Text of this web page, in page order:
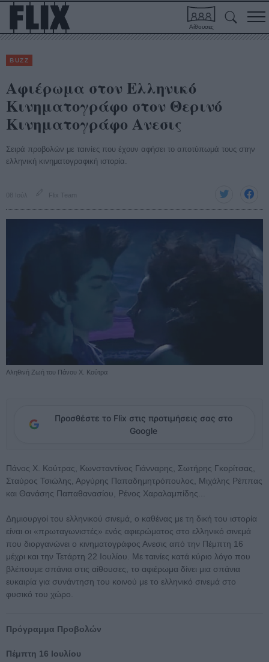
Αίθουσες
BUZZ
Αφιέρωμα στον Ελληνικό
Κινηματογράφο στον Θερινό
Κινηματογράφο Aνεσις
Σειρά προβολών με ταινίες που έχουν αφήσει το αποτύπωμά τους στην
ελληνική κινηματογραφική ιστορία.
08 Ιούλ Flix Team
Αληθινή Ζωή του Πάνου Χ. Κούτρα
Προσθέστε το Flix στις προτιμήσεις σας στο
Google
Πάνος Χ. Κούτρας, Κωνσταντίνος Γιάνναρης, Σωτήρης Γκορίτσας,
Σταύρος Τσιώλης, Αργύρης Παπαδημητρόπουλος, Μιχάλης Ρέππας
και Θανάσης Παπαθανασίου, Ρένος Χαραλαμπίδης...
Δημιουργοί του ελληνικού σινεμά, ο καθένας με τη δική του ιστορία
είναι οι «πρωταγωνιστές» ενός αφιερώματος στο ελληνικό σινεμά
που διοργανώνει ο κινηματογράφος Ανεσις από την Πέμπτη 16
μέχρι και την Τετάρτη 22 Ιουλίου. Με ταινίες κατά κύριο λόγο που
βλέπουμε σπάνια στις αίθουσες, το αφιέρωμα δίνει μια σπάνια
ευκαιρία για συνάντηση του κοινού με το ελληνικό σινεμά στο
φυσικό του χώρο.
Πρόγραμμα Προβολών
Πέμπτη 16 Ιουλίου